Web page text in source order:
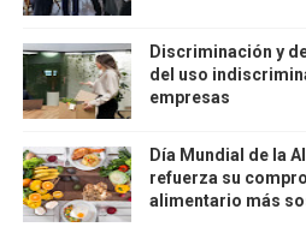
Discriminación y
del uso
empresas
Día Mundial de la
refuerza su
alimentario más